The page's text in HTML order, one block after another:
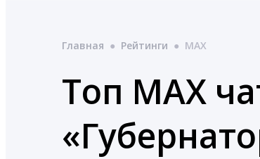
Главная ● Рейтинги ● MAX
Топ MAX